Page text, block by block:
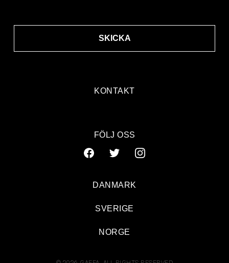
KONTAKT
SKICKA
FÖLJ OSS
DANMARK
SVERIGE
NORGE